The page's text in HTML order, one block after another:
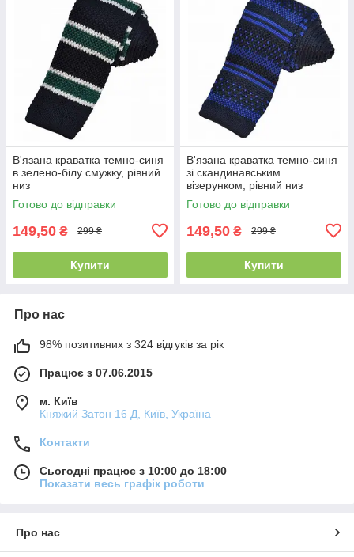
В'язана краватка темно-синя
в зелено-білу смужку, рівний
низ
Готово до відправки
149,50 ₴ 299 ₴
Купити
В'язана краватка темно-синя
зі скандинавським
візерунком, рівний низ
Готово до відправки
149,50 ₴ 299 ₴
Купити
Про нас
98% позитивних з 324 відгуків за рік
Працює з 07.06.2015
м. Київ
Княжий Затон 16 Д, Київ, Україна
Контакти
Сьогодні працює з 10:00 до 18:00
Показати весь графік роботи
Про нас